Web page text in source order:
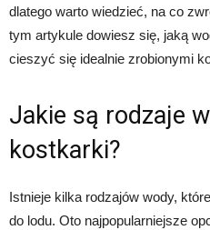
dlatego warto wiedzieć, na co
tym artykule dowiesz się, jaką
cieszyć się idealnie zrobionymi
Jakie są rodzaje
kostkarki?
Istnieje kilka rodzajów wody,
do lodu. Oto najpopularniejsze